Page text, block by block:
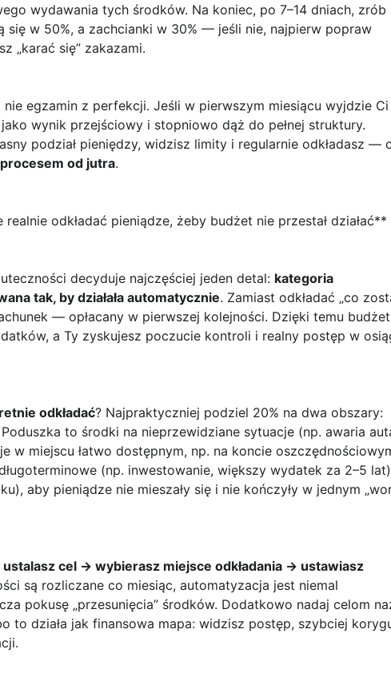
wydawania tych środków. Na koniec, po 7–14 dniach, zrób
w 50%, a zachcianki w 30% — jeśli nie, najpierw popraw
„karać się” zakazami.
nie egzamin z perfekcji. Jeśli w pierwszym miesiącu wyjdzie Ci
wynik przejściowy i stopniowo dąż do pełnej struktury.
podział pieniędzy, widzisz limity i regularnie odkładasz —
procesem od jutra.
odkładać pieniądze, żeby budżet nie przestał działać**
decyduje najczęściej jeden detal: kategoria
tak, by działała automatycznie. Zamiast odkładać „co
— opłacany w pierwszej kolejności. Dzięki temu
a Ty zyskujesz poczucie kontroli i realny postęp w
odkładać? Najpraktyczniej podziel 20% na dwa obszary:
Poduszka to środki na nieprzewidziane sytuacje (np. awaria
miejscu łatwo dostępnym, np. na koncie
(np. inwestowanie, większy wydatek za 2–5
aby pieniądze nie mieszały się i nie kończyły w jednym
ustalasz cel → wybierasz miejsce odkładania → ustawiasz
są rozliczane co miesiąc, automatyzacja jest niemal
pokusę „przesunięcia” środków. Dodatkowo nadaj celom
to działa jak finansowa mapa: widzisz postęp, szybciej